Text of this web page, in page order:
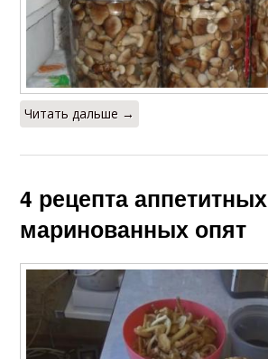
Читать дальше →
4 рецепта аппетитных
маринованных опят